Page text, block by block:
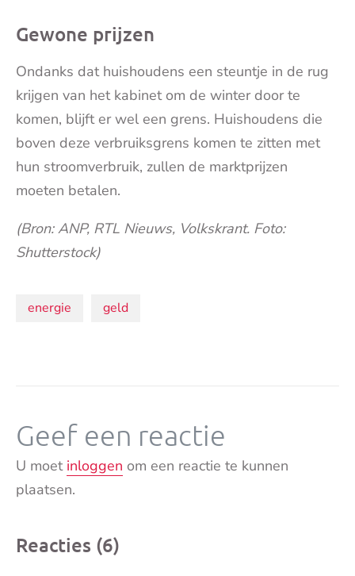
Gewone prijzen
Ondanks dat huishoudens een steuntje in de rug
krijgen van het kabinet om de winter door te
komen, blijft er wel een grens. Huishoudens die
boven deze verbruiksgrens komen te zitten met
hun stroomverbruik, zullen de marktprijzen
moeten betalen.
(Bron: ANP, RTL Nieuws, Volkskrant. Foto:
Shutterstock)
Onderwerpen:
energie geld
Geef een reactie
U moet inloggen om een reactie te kunnen
plaatsen.
Reacties (6)